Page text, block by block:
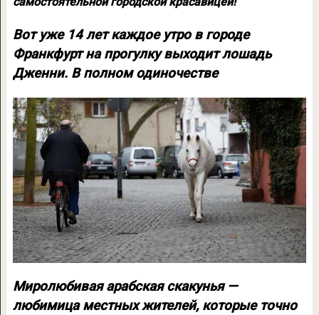
Вот уже 14 лет каждое утро в городе
Франкфурт на прогулку выходит лошадь
Дженни. В полном одиночестве
Миролюбивая арабская скакунья —
любимица местных жителей, которые точно